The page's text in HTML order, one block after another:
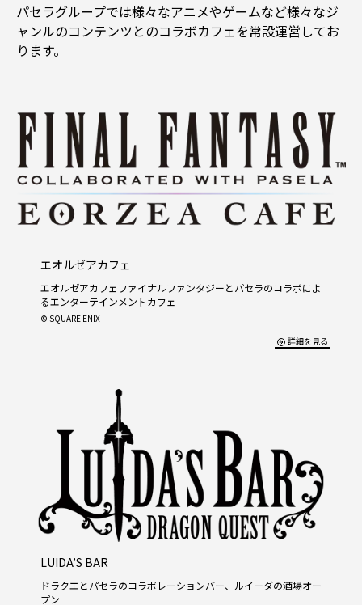
パセラグループでは様々なアニメやゲームなど様々なジ
ャンルのコンテンツとのコラボカフェを常設運営してお
ります。
エオルゼアカフェ
エオルゼアカフェファイナルファンタジーとパセラのコラボによ
るエンターテインメントカフェ
© SQUARE ENIX
詳細を見る
LUIDA’S BAR
ドラクエとパセラのコラボレーションバー、ルイーダの酒場オー
プン